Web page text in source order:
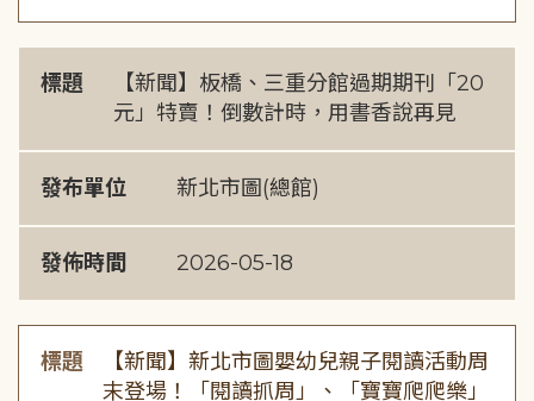
標題
【新聞】板橋、三重分館過期期刊「20
元」特賣！倒數計時，用書香說再見
發布單位 新北市圖(總館)
發佈時間 2026-05-18
標題
【新聞】新北市圖嬰幼兒親子閱讀活動周
末登場！「閱讀抓周」、「寶寶爬爬樂」